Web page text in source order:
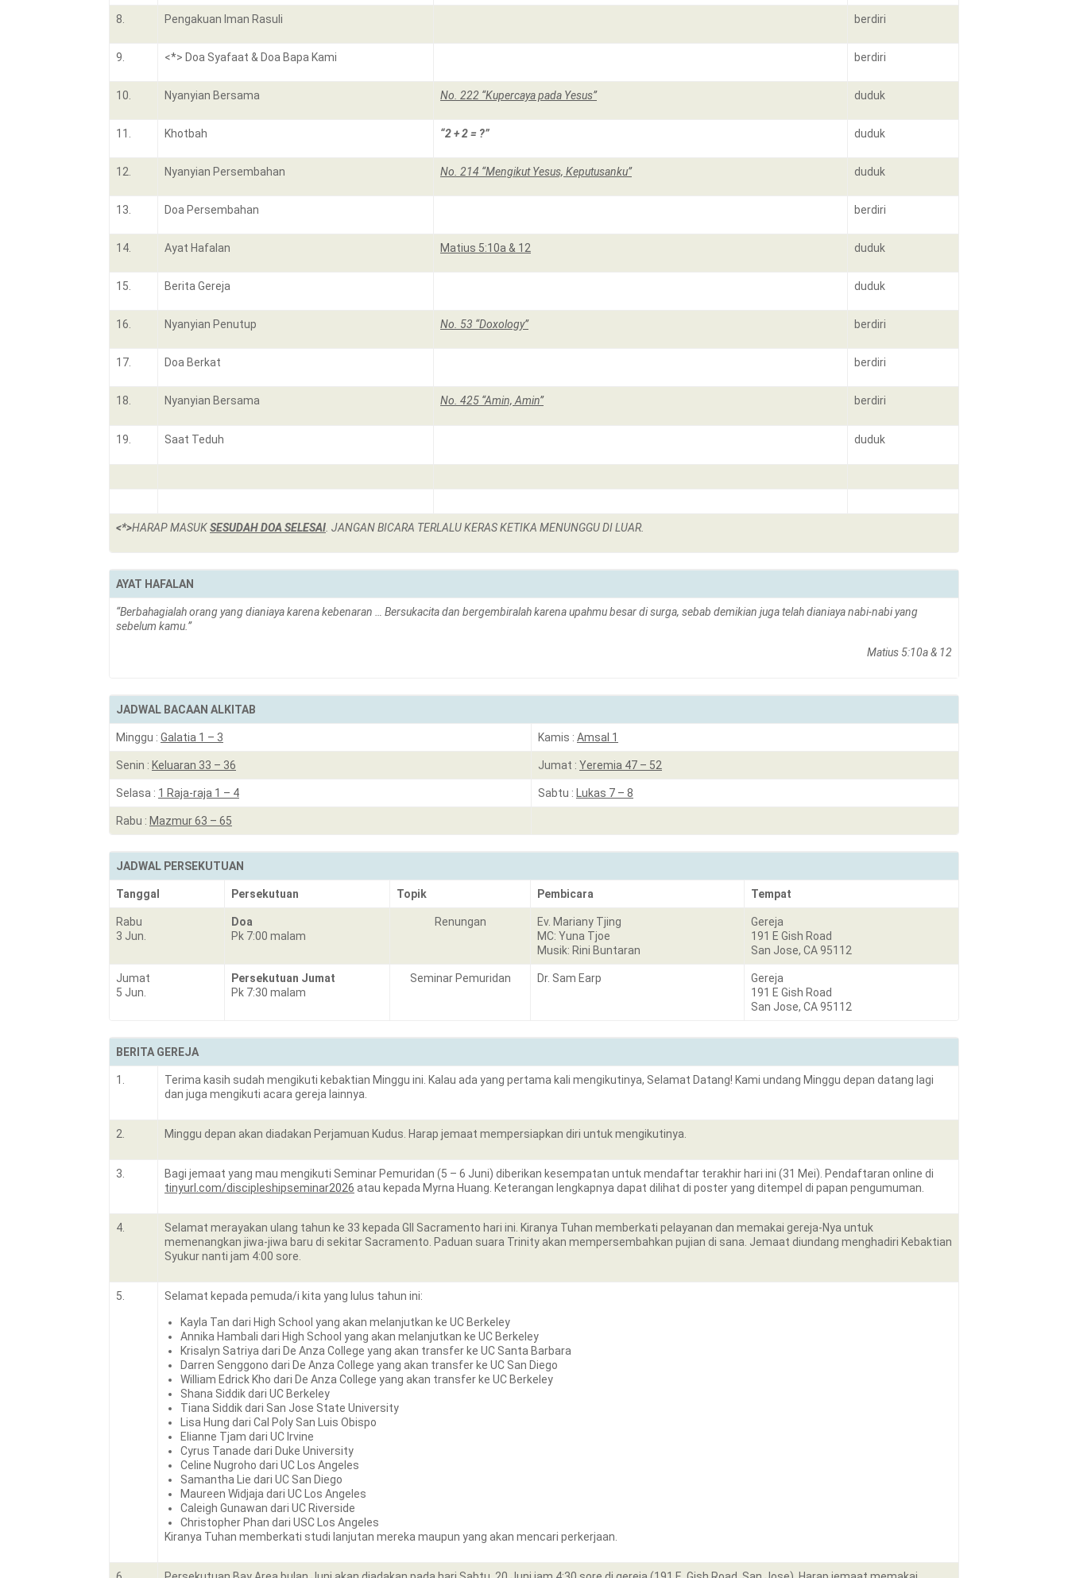
8. Pengakuan Iman Rasuli berdiri
9. <*> Doa Syafaat & Doa Bapa Kami berdiri
10. Nyanyian Bersama No. 222 “Kupercaya pada Yesus” duduk
11. Khotbah “2 + 2 = ?” duduk
12. Nyanyian Persembahan No. 214 “Mengikut Yesus, Keputusanku” duduk
13. Doa Persembahan berdiri
14. Ayat Hafalan Matius 5:10a & 12 duduk
15. Berita Gereja duduk
16. Nyanyian Penutup No. 53 “Doxology” berdiri
17. Doa Berkat berdiri
18. Nyanyian Bersama No. 425 “Amin, Amin” berdiri
19. Saat Teduh duduk
<*>HARAP MASUKSESUDAH DOA SELESAI . JANGAN BICARA TERLALU KERAS KETIKA MENUNGGU DI LUAR.
AYAT HAFALAN
“Berbahagialah orang yang dianiaya karena kebenaran … Bersukacita dan bergembiralah karena upahmu besar di surga, sebab demikian juga telah dianiaya nabi-nabi yang
sebelum kamu.”
Matius 5:10a & 12
JADWAL BACAAN ALKITAB
Minggu : Galatia 1 – 3 Kamis : Amsal 1
Senin : Keluaran 33 – 36 Jumat : Yeremia 47 – 52
Selasa : 1 Raja-raja 1 – 4 Sabtu : Lukas 7 – 8
Rabu : Mazmur 63 – 65
JADWAL PERSEKUTUAN
Tanggal Persekutuan Topik Pembicara Tempat
Rabu
3 Jun.
Doa
Pk 7:00 malam
Renungan
Ev. Mariany Tjing
MC: Yuna Tjoe
Musik: Rini Buntaran
Gereja
191 E Gish Road
San Jose, CA 95112
Jumat
5 Jun.
Persekutuan Jumat
Pk 7:30 malam
Seminar Pemuridan Dr. Sam Earp
Gereja
191 E Gish Road
San Jose, CA 95112
BERITA GEREJA
1.
Terima kasih sudah mengikuti kebaktian Minggu ini. Kalau ada yang pertama kali mengikutinya, Selamat Datang! Kami undang Minggu depan datang lagi
dan juga mengikuti acara gereja lainnya.
2. Minggu depan akan diadakan Perjamuan Kudus. Harap jemaat mempersiapkan diri untuk mengikutinya.
3.
Bagi jemaat yang mau mengikuti Seminar Pemuridan (5 – 6 Juni) diberikan kesempatan untuk mendaftar terakhir hari ini (31 Mei). Pendaftaran online di
tinyurl.com/discipleshipseminar2026 atau kepada Myrna Huang. Keterangan lengkapnya dapat dilihat di poster yang ditempel di papan pengumuman.
4.
Selamat merayakan ulang tahun ke 33 kepada GII Sacramento hari ini. Kiranya Tuhan memberkati pelayanan dan memakai gereja-Nya untuk
memenangkan jiwa-jiwa baru di sekitar Sacramento. Paduan suara Trinity akan mempersembahkan pujian di sana. Jemaat diundang menghadiri Kebaktian
Syukur nanti jam 4:00 sore.
5. Selamat kepada pemuda/i kita yang lulus tahun ini:
Kayla Tan dari High School yang akan melanjutkan ke UC Berkeley
Annika Hambali dari High School yang akan melanjutkan ke UC Berkeley
Krisalyn Satriya dari De Anza College yang akan transfer ke UC Santa Barbara
Darren Senggono dari De Anza College yang akan transfer ke UC San Diego
William Edrick Kho dari De Anza College yang akan transfer ke UC Berkeley
Shana Siddik dari UC Berkeley
Tiana Siddik dari San Jose State University
Lisa Hung dari Cal Poly San Luis Obispo
Elianne Tjam dari UC Irvine
Cyrus Tanade dari Duke University
Celine Nugroho dari UC Los Angeles
Samantha Lie dari UC San Diego
Maureen Widjaja dari UC Los Angeles
Caleigh Gunawan dari UC Riverside
Christopher Phan dari USC Los Angeles
Kiranya Tuhan memberkati studi lanjutan mereka maupun yang akan mencari perkerjaan.